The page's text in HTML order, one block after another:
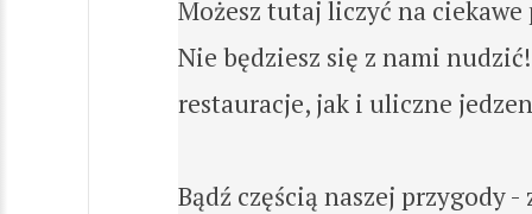
Możesz tutaj liczyć na
Nie będziesz się z nami
restauracje, jak i uliczne
Bądź częścią naszej przygody